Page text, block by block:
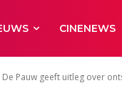
CINENEWS
Pauw geeft uitleg over